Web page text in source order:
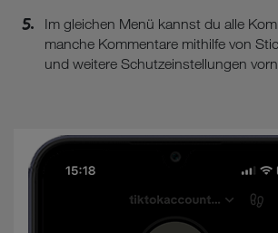
Im gleichen Menü kannst du alle
manche Kommentare mithilfe von
und weitere Schutzeinstellungen